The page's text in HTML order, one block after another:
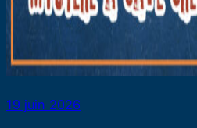
19 juin 2026